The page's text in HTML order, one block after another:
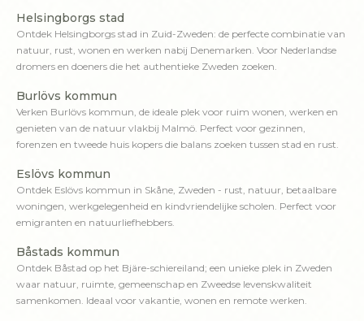
Helsingborgs stad
Ontdek Helsingborgs stad in Zuid-Zweden: de perfecte combinatie van
natuur, rust, wonen en werken nabij Denemarken. Voor Nederlandse
dromers en doeners die het authentieke Zweden zoeken.
Burlövs kommun
Verken Burlövs kommun, de ideale plek voor ruim wonen, werken en
genieten van de natuur vlakbij Malmö. Perfect voor gezinnen,
forenzen en tweede huis kopers die balans zoeken tussen stad en rust.
Eslövs kommun
Ontdek Eslövs kommun in Skåne, Zweden - rust, natuur, betaalbare
woningen, werkgelegenheid en kindvriendelijke scholen. Perfect voor
emigranten en natuurliefhebbers.
Båstads kommun
Ontdek Båstad op het Bjäre-schiereiland; een unieke plek in Zweden
waar natuur, ruimte, gemeenschap en Zweedse levenskwaliteit
samenkomen. Ideaal voor vakantie, wonen en remote werken.